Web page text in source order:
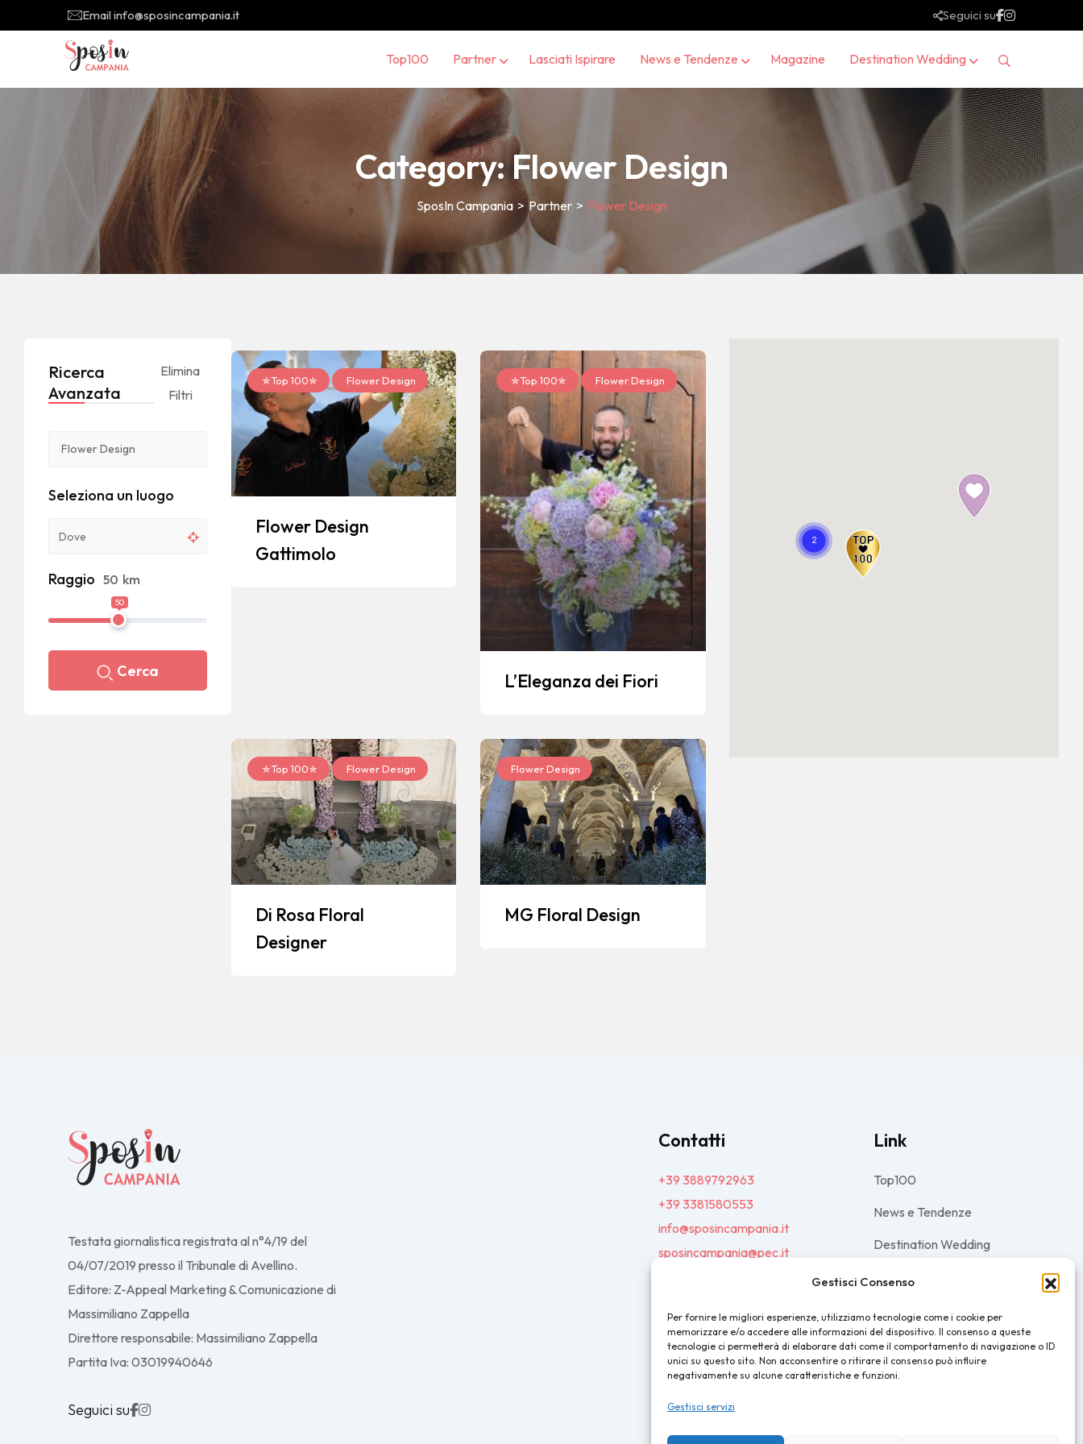
Gestisci Consenso
Per fornire le migliori esperienze, utilizziamo tecnologie come i cookie per
memorizzare e/o accedere alle informazioni del dispositivo. Il consenso a queste
tecnologie ci permetterà di elaborare dati come il comportamento di navigazione o ID
unici su questo sito. Non acconsentire o ritirare il consenso può influire
negativamente su alcune caratteristiche e funzioni.
Gestisci servizi
Email info@sposincampania.it Seguici su
Top100 Partner Lasciati Ispirare News e Tendenze Magazine Destination Wedding
Category:Flower Design
SposIn Campania > Partner > Flower Design
Ricerca
Avanzata
Elimina
Filtri
Seleziona un luogo
Raggio 50 km
50
Cerca
✯Top 100✯ Flower Design
Flower Design
Gattimolo
✯Top 100✯ Flower Design
L’Eleganza dei Fiori
✯Top 100✯ Flower Design
Di Rosa Floral
Designer
Flower Design
MG Floral Design
Testata giornalistica registrata al n°4/19 del
04/07/2019 presso il Tribunale di Avellino.
Editore: Z-Appeal Marketing & Comunicazione di
Massimiliano Zappella
Direttore responsabile: Massimiliano Zappella
Partita Iva: 03019940646
Seguici su
Contatti
+39 3889792963
+39 3381580553
info@sposincampania.it
sposincampania@pec.it
Link
Top100
News e Tendenze
Destination Wedding
Magazine